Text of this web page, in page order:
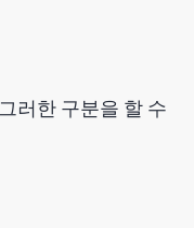
러한 구분을 할 수